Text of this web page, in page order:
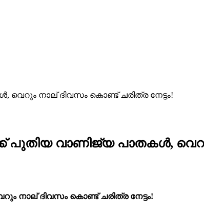
വെറും നാല് ദിവസം കൊണ്ട് ചരിത്ര നേട്ടം!
പുതിയ വാണിജ്യ പാതകൾ,
നാല് ദിവസം കൊണ്ട് ചരിത്ര നേട്ടം!